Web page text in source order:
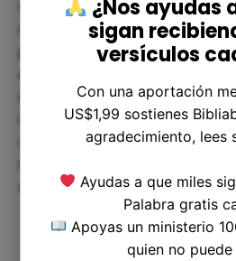
situaciones difíciles en algún
nuestras vidas, ya sean
problemas de salud,
etc. En esos momentos,
desesperación y perder la
importante recordar que, al
de Josafat, Dios está
solución.
¿Nos ayudas
sigan
versículos
Con una aportación
US$1,99 sostienes
agradecimiento, lees
Ayudas a que miles
Palabra gratis
Apoyas un ministerio
quien no